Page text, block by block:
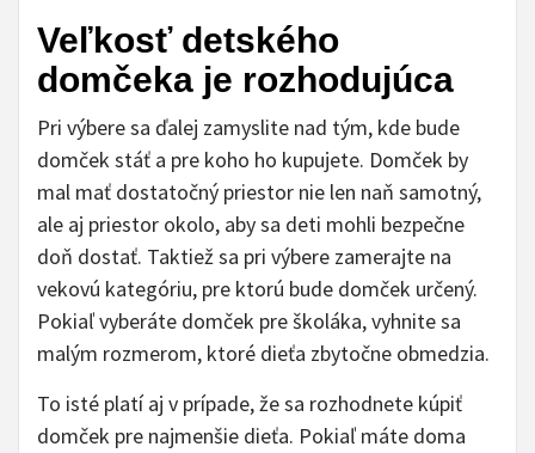
Veľkosť detského
domčeka je rozhodujúca
Pri výbere sa ďalej zamyslite nad tým, kde bude
domček stáť a pre koho ho kupujete. Domček by
mal mať dostatočný priestor nie len naň samotný,
ale aj priestor okolo, aby sa deti mohli bezpečne
doň dostať. Taktiež sa pri výbere zamerajte na
vekovú kategóriu, pre ktorú bude domček určený.
Pokiaľ vyberáte domček pre školáka, vyhnite sa
malým rozmerom, ktoré dieťa zbytočne obmedzia.
To isté platí aj v prípade, že sa rozhodnete kúpiť
domček pre najmenšie dieťa. Pokiaľ máte doma